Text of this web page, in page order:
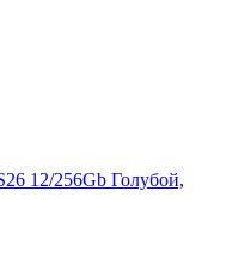
12/256Gb Голубой,